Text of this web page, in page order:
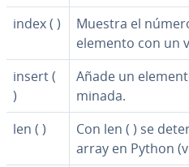
index ( )
Muestra el
elemento con un
insert (
)
Añade un
mi­na­da.
len ( )
Con len ( ) se
array en Python